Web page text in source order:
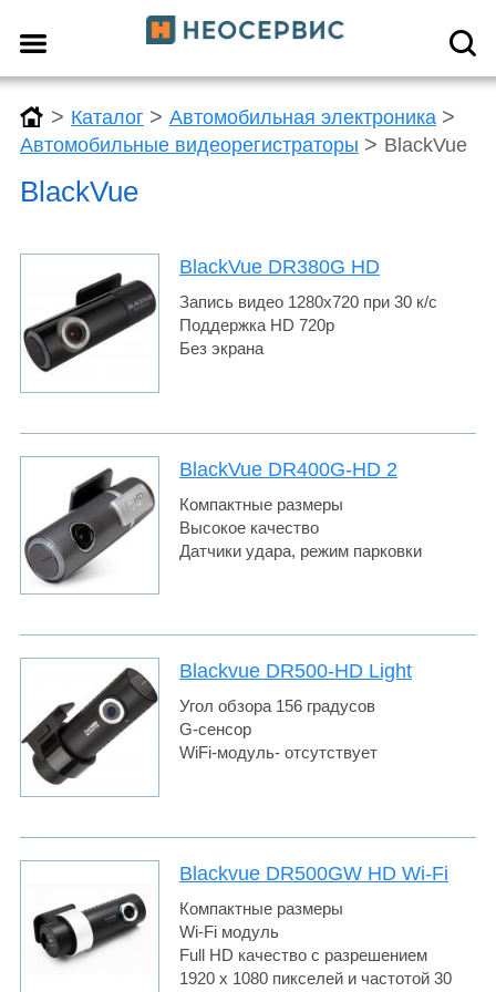
> Каталог > Автомобильная электроника >
Автомобильные видеорегистраторы > BlackVue
BlackVue
BlackVue DR380G HD
Запись видео 1280x720 при 30 к/с
Поддержка HD 720p
Без экрана
BlackVue DR400G-HD 2
Компактные размеры
Высокое качество
Датчики удара, режим парковки
Blackvue DR500-HD Light
Угол обзора 156 градусов
G-сенсор
WiFi-модуль- отсутствует
Blackvue DR500GW HD Wi-Fi
Компактные размеры
Wi-Fi модуль
Full HD качество с разрешением
1920 x 1080 пикселей и частотой 30